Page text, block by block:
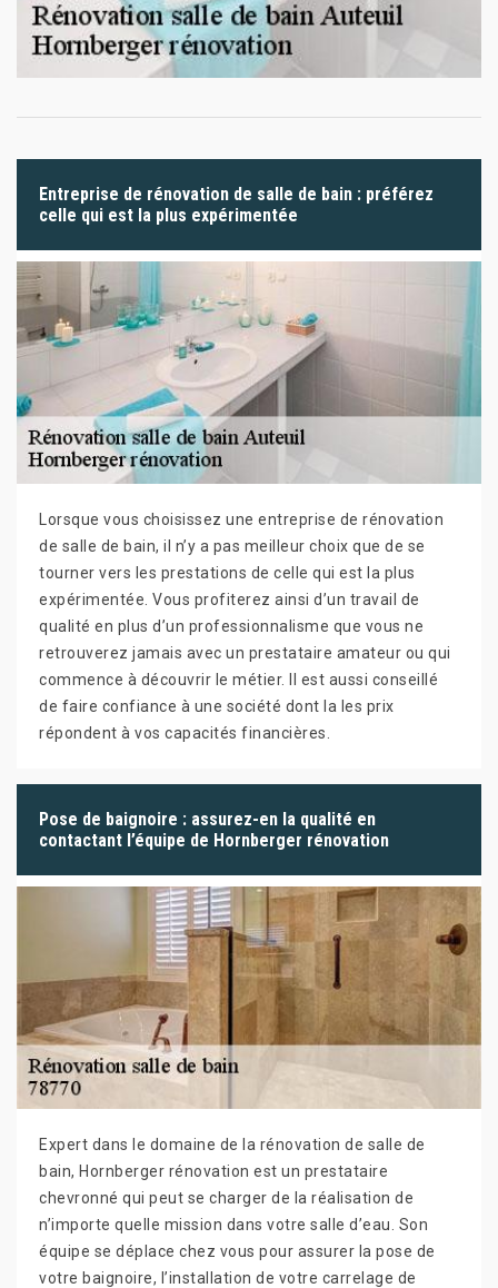
Entreprise de rénovation de salle de bain : préférez
celle qui est la plus expérimentée
Lorsque vous choisissez une entreprise de rénovation
de salle de bain, il n’y a pas meilleur choix que de se
tourner vers les prestations de celle qui est la plus
expérimentée. Vous profiterez ainsi d’un travail de
qualité en plus d’un professionnalisme que vous ne
retrouverez jamais avec un prestataire amateur ou qui
commence à découvrir le métier. Il est aussi conseillé
de faire confiance à une société dont la les prix
répondent à vos capacités financières.
Pose de baignoire : assurez-en la qualité en
contactant l’équipe de Hornberger rénovation
Expert dans le domaine de la rénovation de salle de
bain, Hornberger rénovation est un prestataire
chevronné qui peut se charger de la réalisation de
n’importe quelle mission dans votre salle d’eau. Son
équipe se déplace chez vous pour assurer la pose de
votre baignoire, l’installation de votre carrelage de